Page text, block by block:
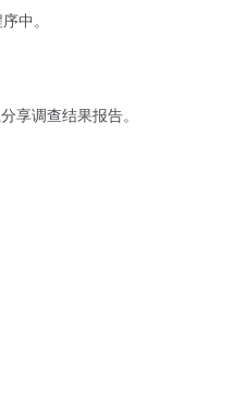
中。
享调查结果报告。